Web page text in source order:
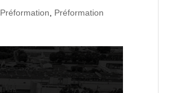
Préformation, Préformation